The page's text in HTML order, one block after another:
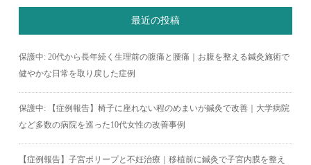
最近の投稿
保護中: 20代から長年続く生理前の腹痛と腰痛｜お腹を整える鍼灸施術で
健やかな日常を取り戻した症例
保護中: 【症例報告】椅子に座れない程のめまいが鍼灸で改善｜大学病院
など多数の病院を巡った10代女性の改善事例
【症例報告】子宮ポリープと不妊治療｜移植前に鍼灸で子宮内膜を整え